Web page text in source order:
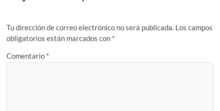
Tu dirección de correo electrónico no será publicada. Los campos
obligatorios están marcados con *
Comentario *